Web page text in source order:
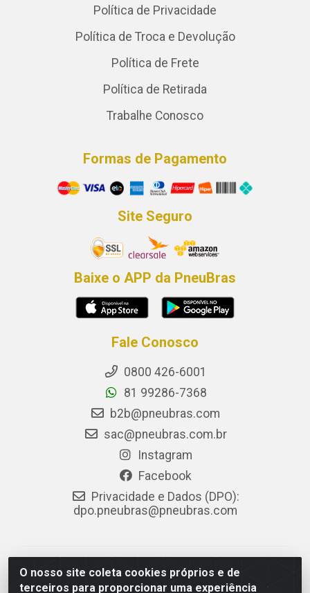
O nosso site coleta cookies próprios e de
terceiros para proporcionar uma experiência
Política de Privacidade
Política de Troca e Devolução
Política de Frete
Política de Retirada
Trabalhe Conosco
Formas de Pagamento
Site Seguro
Baixe o APP da PneuBras
Fale Conosco
0800 426-6001
81 99286-7368
b2b@pneubras.com
sac@pneubras.com.br
Instagram
Facebook
Privacidade e Dados (DPO):
dpo.pneubras@pneubras.com
PneuBras - Rodovia BR-101, KM 82 - Prazeres,
Jaboatão dos Guararapes/PE - CEP 54.335-000 - CNPJ